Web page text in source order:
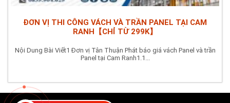
ĐƠN VỊ THI CÔNG VÁCH VÀ TRẦN PANEL TẠI CAM
RANH【CHỈ TỪ 299K】
Nội Dung Bài Viết1 Đơn vị Tân Thuận Phát báo giá vách Panel và trần
Panel tại Cam Ranh1.1...